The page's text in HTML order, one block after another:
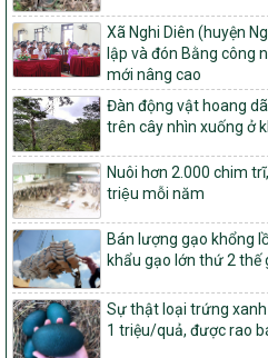
Về việc đăng ký thực hiện Dự án
Dự án 2 – Chương trình Mục tiêu
giai đoạn 2021-2025 được kéo dài
827/QĐ-BNNMT
Quyết định Ban hành Kế hoạch
mục tiêu quốc gia xây dựng
vững và phát triển kinh tế – xã
số và miền núi giai đoạn 2026-
đến năm 2030
14/2026/TT-BNNMT
Hướng dẫn thực hiện một số nội
tiêu chí quốc gia về nông thôn
phạm vi quản lý nhà nước của Bộ
417/QĐ-BNNMT
Phê duyệt Chương trình mục tiêu
Xã Nghi Diên (huyện
lập và đón Bằng công
mới nâng cao
Đàn động vật hoang
trên cây nhìn xuống ở
Nuôi hơn 2.000 chim
triệu mỗi năm
Bán lượng gạo khổng
khẩu gạo lớn thứ 2 thế
Sự thật loại trứng xanh
1 triệu/quả, được rao